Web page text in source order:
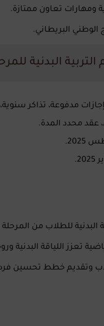
ومهارات تعاون ممتازة.
البريطاني.
مدفوعة، تذاكر
عقد محدد المدة.
البدنية للطلاب من
تعزز اللياقة البدنية
وتقديم خطط تحسين